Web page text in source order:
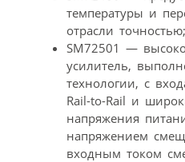
температуры и
отрасли точностью;
SM72501 —
усилитель,
технологии, с
Rail-to-Rail и
напряжения
напряжением
входным током